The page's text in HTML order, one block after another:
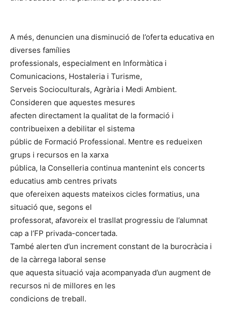
A més, denuncien una disminució de l’oferta educativa en
diverses famílies
professionals, especialment en Informàtica i
Comunicacions, Hostaleria i Turisme,
Serveis Socioculturals, Agrària i Medi Ambient.
Consideren que aquestes mesures
afecten directament la qualitat de la formació i
contribueixen a debilitar el sistema
públic de Formació Professional. Mentre es redueixen
grups i recursos en la xarxa
pública, la Conselleria continua mantenint els concerts
educatius amb centres privats
que ofereixen aquests mateixos cicles formatius, una
situació que, segons el
professorat, afavoreix el trasllat progressiu de l’alumnat
cap a l’FP privada-concertada.
També alerten d’un increment constant de la burocràcia i
de la càrrega laboral sense
que aquesta situació vaja acompanyada d’un augment de
recursos ni de millores en les
condicions de treball.